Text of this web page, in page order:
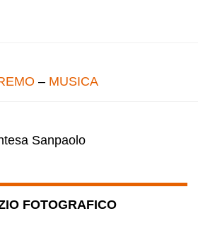
– MUSICA
Sanpaolo
FOTOGRAFICO